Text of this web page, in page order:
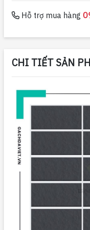
Hỗ trợ mua hàng
CHI TIẾT SẢN